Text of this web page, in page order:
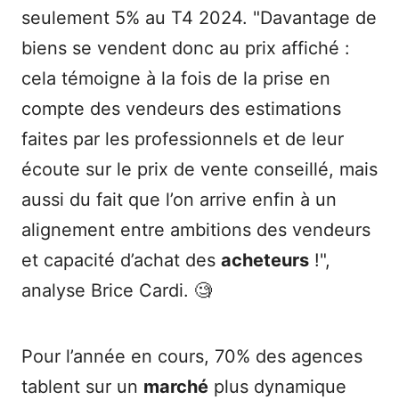
seulement 5% au T4 2024. "Davantage de
biens se vendent donc au prix affiché :
cela témoigne à la fois de la prise en
compte des vendeurs des estimations
faites par les professionnels et de leur
écoute sur le prix de vente conseillé, mais
aussi du fait que l’on arrive enfin à un
alignement entre ambitions des vendeurs
et capacité d’achat des acheteurs !",
analyse Brice Cardi. 🧐
Pour l’année en cours, 70% des agences
tablent sur un marché plus dynamique